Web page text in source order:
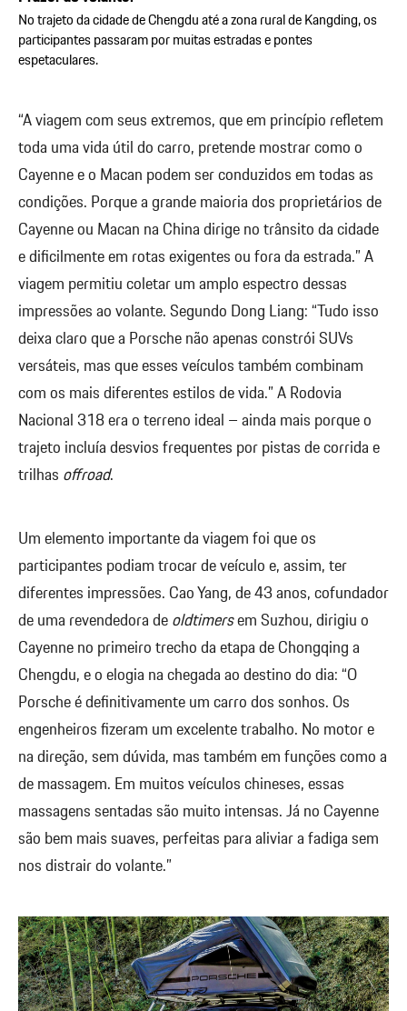
No trajeto da cidade de Chengdu até a zona rural de Kangding, os
participantes passaram por muitas estradas e pontes
espetaculares.
“A viagem com seus extremos, que em princípio refletem
toda uma vida útil do carro, pretende mostrar como o
Cayenne e o Macan podem ser conduzidos em todas as
condições. Porque a grande maioria dos proprietários de
Cayenne ou Macan na China dirige no trânsito da cidade
e dificilmente em rotas exigentes ou fora da estrada.” A
viagem permitiu coletar um amplo espectro dessas
impressões ao volante. Segundo Dong Liang: “Tudo isso
deixa claro que a Porsche não apenas constrói SUVs
versáteis, mas que esses veículos também combinam
com os mais diferentes estilos de vida.” A Rodovia
Nacional 318 era o terreno ideal – ainda mais porque o
trajeto incluía desvios frequentes por pistas de corrida e
trilhas offroad.
Um elemento importante da viagem foi que os
participantes podiam trocar de veículo e, assim, ter
diferentes impressões. Cao Yang, de 43 anos, cofundador
de uma revendedora deoldtimersem Suzhou, dirigiu o
Cayenne no primeiro trecho da etapa de Chongqing a
Chengdu, e o elogia na chegada ao destino do dia: “O
Porsche é definitivamente um carro dos sonhos. Os
engenheiros fizeram um excelente trabalho. No motor e
na direção, sem dúvida, mas também em funções como a
de massagem. Em muitos veículos chineses, essas
massagens sentadas são muito intensas. Já no Cayenne
são bem mais suaves, perfeitas para aliviar a fadiga sem
nos distrair do volante.”